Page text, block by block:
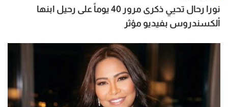
نورا رحال تحيي ذكرى مرور 40 يوماً على رحيل ابنها
ألكسندروس بفيديو مؤثر